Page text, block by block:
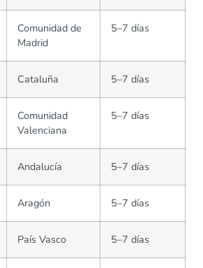
Comunidad de
Madrid
5–7 días
Cataluña 5–7 días
Comunidad
Valenciana
5–7 días
Andalucía 5–7 días
Aragón 5–7 días
País Vasco 5–7 días